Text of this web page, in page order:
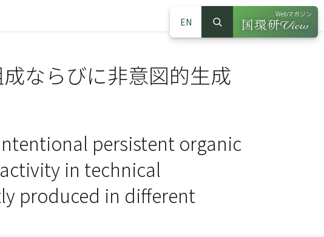
EN
サイト内検索
検索
Webマガジン
（別ウインドウ
ならびに非意図的生成
persistent organic
in technical
produced in different